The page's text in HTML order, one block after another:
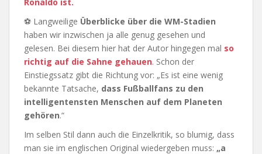
⚽ Langweilige Überblicke über die WM-Stadien
haben wir inzwischen ja alle genug gesehen und
gelesen. Bei diesem hier hat der Autor hingegen mal so
richtig auf die Sahne gehauen. Schon der
Einstiegssatz gibt die Richtung vor: „Es ist eine wenig
bekannte Tatsache, dass Fußballfans zu den
intelligentensten Menschen auf dem Planeten
gehören.“
Im selben Stil dann auch die Einzelkritik, so blumig, dass
man sie im englischen Original wiedergeben muss: „a